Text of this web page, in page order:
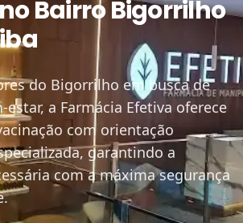
noBairro Bigorrilho
do Bigorrilho em busca de
a Farmácia Efetiva oferece
com orientação
garantindo a
com a máxima segurança